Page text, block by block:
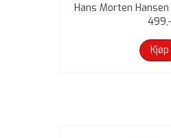
Hans Morten
499,-
Kjøp